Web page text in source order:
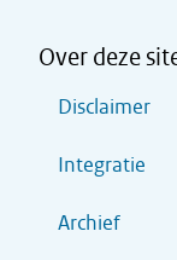
Over deze
Disclaimer
Integratie
Archief